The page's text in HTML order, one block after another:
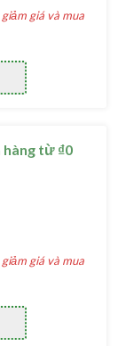
giá và mua
hàng từ ₫0
giá và mua